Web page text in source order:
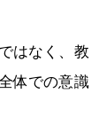
はなく、教
体での意識